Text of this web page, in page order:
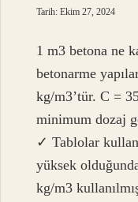
Tarih: Ekim 27, 2024
1 m3 betona ne
betonarme
kg/m3’tür. C =
minimum dozaj
✓ Tablolar
yüksek
kg/m3